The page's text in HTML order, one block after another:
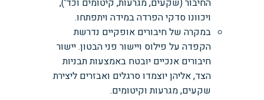
החיבור (שקעים, מגרעות, קיטומים וכד'),
ויכוונו סדקי הפרדה במידה ויתפתחו.
במקרה של חיבורים אופקיים נדרשת
הקפדה על פילוס ויישור פני הבטון. יישור
חיבורים אנכיים יובטח באמצעות תבניות
הצד, אליהן יוצמדו סרגלים ואבזרים ליצירת
שקעים, מגרעות וקיטומים.